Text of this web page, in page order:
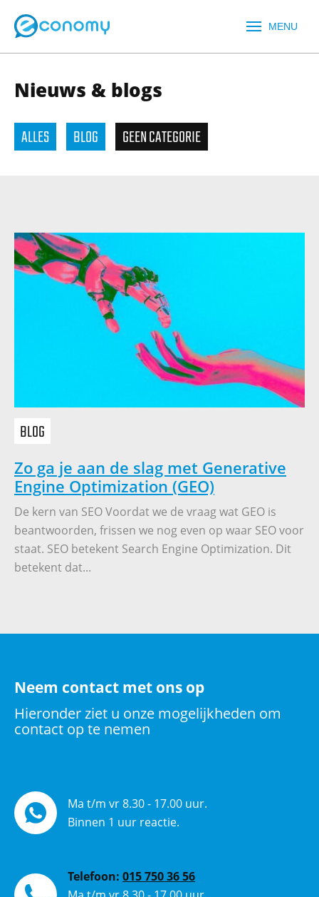
MENU
Nieuws & blogs
ALLES
BLOG GEEN CATEGORIE
BLOG
Zo ga je aan de slag met Generative
Engine Optimization (GEO)
De kern van SEO Voordat we de vraag wat GEO is
beantwoorden, frissen we nog even op waar SEO voor
staat. SEO betekent Search Engine Optimization. Dit
betekent dat...
Neem contact met ons op
Hieronder ziet u onze mogelijkheden om
contact op te nemen
Ma t/m vr 8.30 - 17.00 uur.
Binnen 1 uur reactie.
Telefoon: 015 750 36 56
Telefoonnummer*